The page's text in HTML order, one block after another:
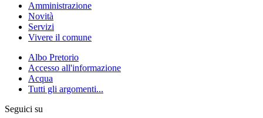
Amministrazione
Novità
Servizi
Vivere il comune
Albo Pretorio
Accesso all'informazione
Acqua
Tutti gli argomenti...
Seguici su